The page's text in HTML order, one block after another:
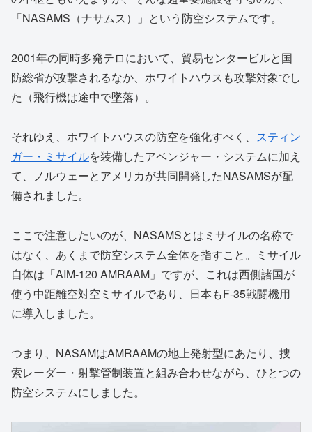
「NASAMS（ナサムス）」という防空システムです。
2001年の同時多発テロにおいて、貿易センタービルと国
防総省が攻撃されるなか、ホワイトハウスも攻撃対象でし
た（飛行機は途中で墜落）。
それゆえ、ホワイトハウスの防空を強化すべく、 スティン
ガー・ミサイルを装備したアベンジャー・システムに加え
て、ノルウェーとアメリカが共同開発したNASAMSが配
備されました。
ここで注意したいのが、NASAMSとはミサイルの名称で
はなく、あくまで防空システム全体を指すこと。ミサイル
自体は「AIM-120 AMRAAM」ですが、これは西側諸国が
使う中距離空対空ミサイルであり、日本もF-35戦闘機用
に導入しました。
つまり、NASAMはAMRAAMの地上発射型にあたり、捜
索レーダー・射撃管制装置と組み合わせながら、ひとつの
防空システムにしました。